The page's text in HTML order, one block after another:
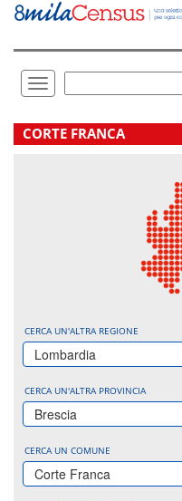
Vai
direttamente
Toggle
navigation
.
CORTE FRANCA
CERCA UN'ALTRA REGIONE
Lombardia
CERCA UN'ALTRA PROVINCIA
Brescia
CERCA UN COMUNE
Corte Franca